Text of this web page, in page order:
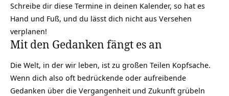
Schreibe dir diese Termine in deinen Kalender, so hat es
Hand und Fuß, und du lässt dich nicht aus Versehen
verplanen!
Mit den Gedanken fängt es an
Die Welt, in der wir leben, ist zu großen Teilen Kopfsache.
Wenn dich also oft bedrückende oder aufreibende
Gedanken über die Vergangenheit und Zukunft grübeln